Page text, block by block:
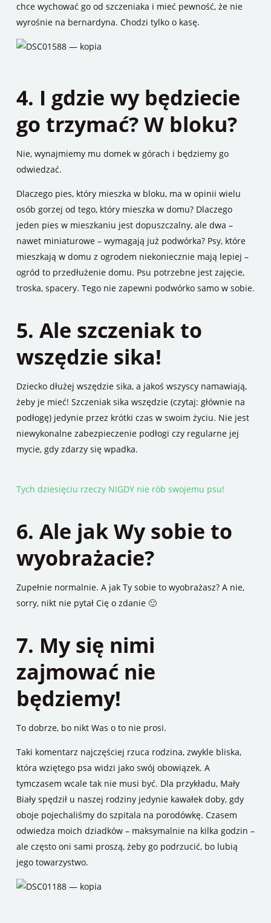
chce wychować go od szczeniaka i mieć pewność, że nie
wyrośnie na bernardyna. Chodzi tylko o kasę.
4. I gdzie wy będziecie
go trzymać? W bloku?
Nie, wynajmiemy mu domek w górach i będziemy go
odwiedzać.
Dlaczego pies, który mieszka w bloku, ma w opinii wielu
osób gorzej od tego, który mieszka w domu? Dlaczego
jeden pies w mieszkaniu jest dopuszczalny, ale dwa –
nawet miniaturowe – wymagają już podwórka? Psy, które
mieszkają w domu z ogrodem niekoniecznie mają lepiej –
ogród to przedłużenie domu. Psu potrzebne jest zajęcie,
troska, spacery. Tego nie zapewni podwórko samo w sobie.
5. Ale szczeniak to
wszędzie sika!
Dziecko dłużej wszędzie sika, a jakoś wszyscy namawiają,
żeby je mieć! Szczeniak sika wszędzie (czytaj: głównie na
podłogę) jedynie przez krótki czas w swoim życiu. Nie jest
niewykonalne zabezpieczenie podłogi czy regularne jej
mycie, gdy zdarzy się wpadka.
Tych dziesięciu rzeczy NIGDY nie rób swojemu psu!
6. Ale jak Wy sobie to
wyobrażacie?
Zupełnie normalnie. A jak Ty sobie to wyobrażasz? A nie,
sorry, nikt nie pytał Cię o zdanie 🙂
7. My się nimi
zajmować nie
będziemy!
To dobrze, bo nikt Was o to nie prosi.
Taki komentarz najczęściej rzuca rodzina, zwykle bliska,
która wziętego psa widzi jako swój obowiązek. A
tymczasem wcale tak nie musi być. Dla przykładu, Mały
Biały spędził u naszej rodziny jedynie kawałek doby, gdy
oboje pojechaliśmy do szpitala na porodówkę. Czasem
odwiedza moich dziadków – maksymalnie na kilka godzin –
ale często oni sami proszą, żeby go podrzucić, bo lubią
jego towarzystwo.